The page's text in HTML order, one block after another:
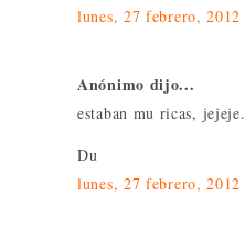
lunes, 27 febrero, 2012
Anónimo dijo...
estaban mu ricas, jejeje.
Du
lunes, 27 febrero, 2012